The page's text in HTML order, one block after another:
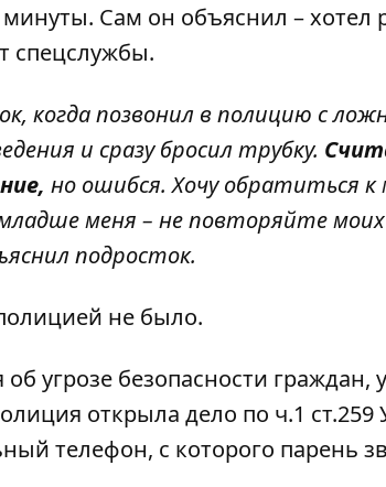
Сам он объяснил – хотел
спецслужбы.
когда позвонил в полицию с
и сразу бросил трубку.
но ошибся. Хочу обратиться
меня – не повторяйте
подросток.
не было.
угрозе безопасности
открыла дело по ч.1 ст.259
телефон, с которого парень